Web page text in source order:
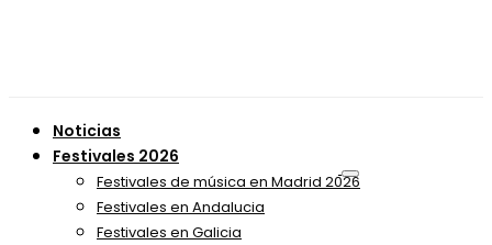
Noticias
Festivales 2026
Festivales de música en Madrid 2026
Festivales en Andalucia
Festivales en Galicia